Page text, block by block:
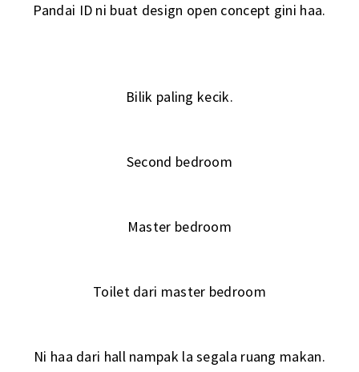
Pandai ID ni buat design open concept gini haa.
Bilik paling kecik.
Second bedroom
Master bedroom
Toilet dari master bedroom
Ni haa dari hall nampak la segala ruang makan.